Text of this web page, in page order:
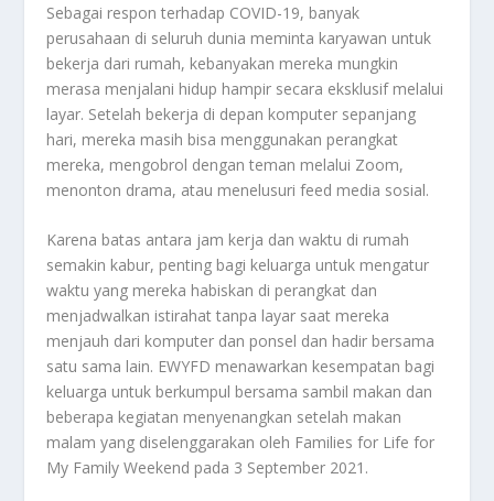
Sebagai respon terhadap COVID-19, banyak
perusahaan di seluruh dunia meminta karyawan untuk
bekerja dari rumah, kebanyakan mereka mungkin
merasa menjalani hidup hampir secara eksklusif melalui
layar. Setelah bekerja di depan komputer sepanjang
hari, mereka masih bisa menggunakan perangkat
mereka, mengobrol dengan teman melalui Zoom,
menonton drama, atau menelusuri feed media sosial.
Karena batas antara jam kerja dan waktu di rumah
semakin kabur, penting bagi keluarga untuk mengatur
waktu yang mereka habiskan di perangkat dan
menjadwalkan istirahat tanpa layar saat mereka
menjauh dari komputer dan ponsel dan hadir bersama
satu sama lain. EWYFD menawarkan kesempatan bagi
keluarga untuk berkumpul bersama sambil makan dan
beberapa kegiatan menyenangkan setelah makan
malam yang diselenggarakan oleh Families for Life for
My Family Weekend pada 3 September 2021.